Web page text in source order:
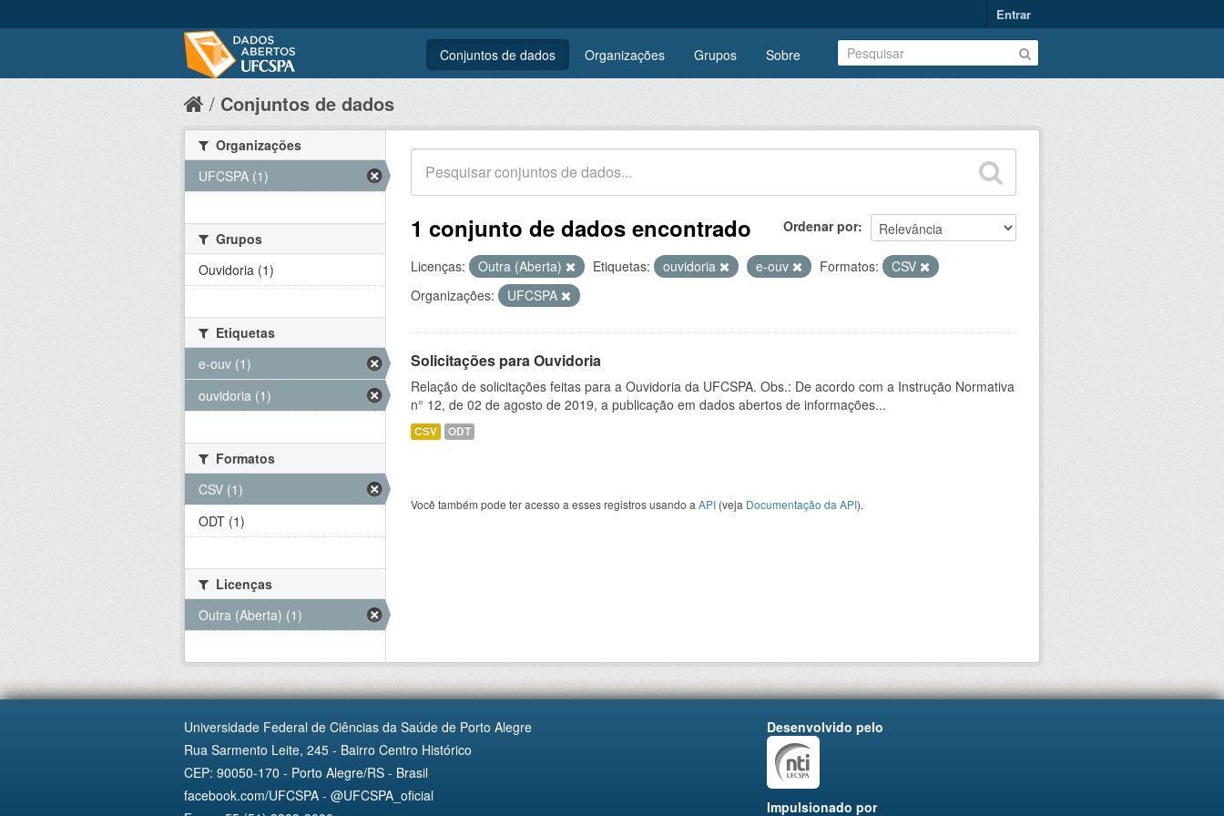
Entrar
Conjuntos de dados Organizações Grupos Sobre
Conjuntos de dados
Ordenar por
1 conjunto de dados encontrado
Licenças: Outra (Aberta) Etiquetas: ouvidoria e-ouv Formatos:
CSV
Organizações:
UFCSPA
Solicitações para Ouvidoria
Relação de solicitações feitas para a Ouvidoria da UFCSPA. Obs.: De acordo com a Instrução Normativa
n° 12, de 02 de agosto de 2019, a publicação em dados abertos de informações...
CSV ODT
Você também pode ter acesso a esses registros usando a API (veja Documentação da API).
Organizações
UFCSPA (1)
Grupos
Ouvidoria (1)
Etiquetas
e-ouv (1)
ouvidoria (1)
Formatos
CSV (1)
ODT (1)
Licenças
Outra (Aberta) (1)
Universidade Federal de Ciências da Saúde de Porto Alegre
Rua Sarmento Leite, 245 - Bairro Centro Histórico
CEP: 90050-170 - Porto Alegre/RS - Brasil
facebook.com/UFCSPA - @UFCSPA_oficial
Desenvolvido pelo
Impulsionado por